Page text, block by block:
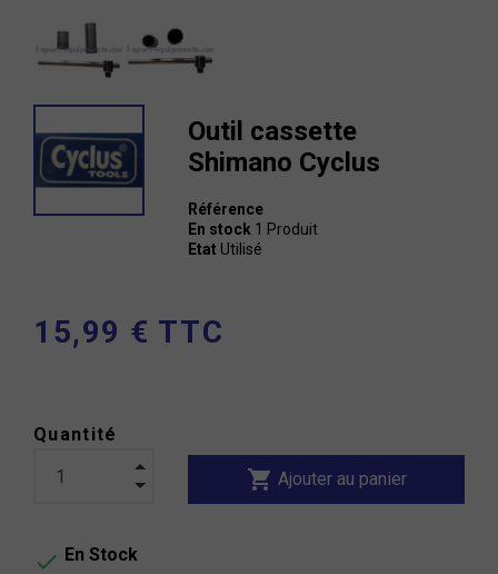
Outil cassette
Shimano Cyclus
Référence
En stock 1 Produit
Etat Utilisé
15,99 € TTC
Quantité
shopping_cart Ajouter au panier
 En Stock